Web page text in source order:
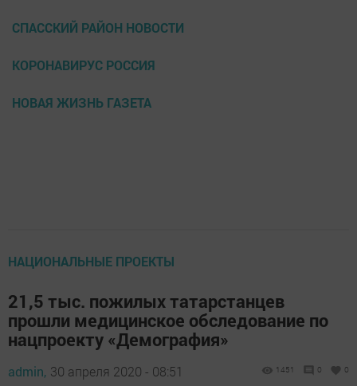
СПАССКИЙ РАЙОН НОВОСТИ
КОРОНАВИРУС РОССИЯ
НОВАЯ ЖИЗНЬ ГАЗЕТА
НАЦИОНАЛЬНЫЕ ПРОЕКТЫ
21,5 тыс. пожилых татарстанцев
прошли медицинское обследование по
нацпроекту «Демография»
admin, 30 апреля 2020 - 08:51 1451 0 0